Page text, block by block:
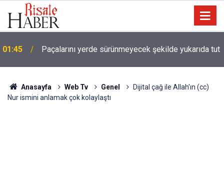
01:45 Paçalarını yerde sürünmeyecek şekilde yukarıda tut
Anasayfa Web Tv Genel
Dijital çağ ile Allah'ın (cc)
Nur ismini anlamak çok kolaylaştı